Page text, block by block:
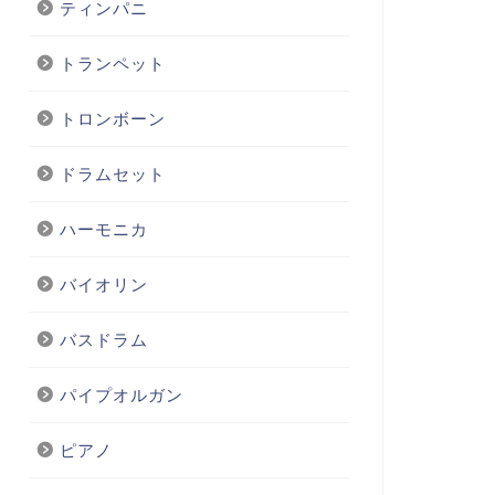
ティンパニ
トランペット
トロンボーン
ドラムセット
ハーモニカ
バイオリン
バスドラム
パイプオルガン
ピアノ